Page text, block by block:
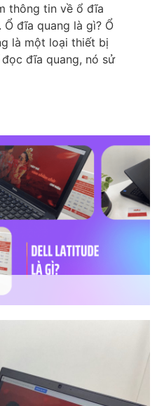
thông tin về ổ đĩa
Ổ đĩa quang là gì? Ổ
là một loại thiết bị
đĩa quang, nó sử